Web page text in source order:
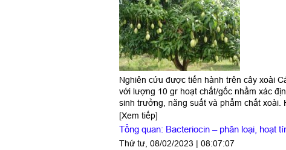
Nghiên cứu được tiến hành trên cây xoài
với lượng 10 gr hoạt chất/gốc nhằm xác
sinh trưởng, năng suất và phẩm chất xoài.
[Xem tiếp]
Tổng quan: Bacteriocin – phân loại, hoạt
Thứ tư, 08/02/2023 | 08:07:07